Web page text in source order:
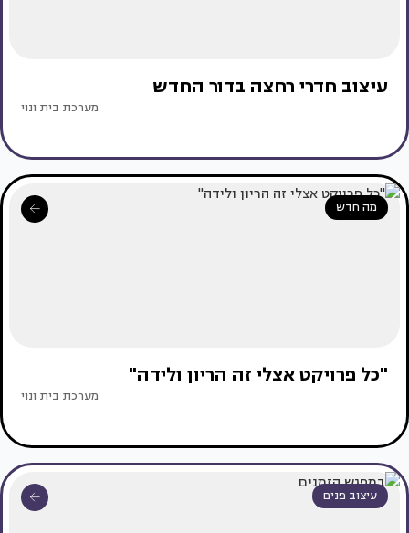
עיצוב חדרי רחצה בדור החדש
מערכת בית ונוי
מה חדש
"כל פרויקט אצלי זה הריון ולידה"
מערכת בית ונוי
עיצוב פנים